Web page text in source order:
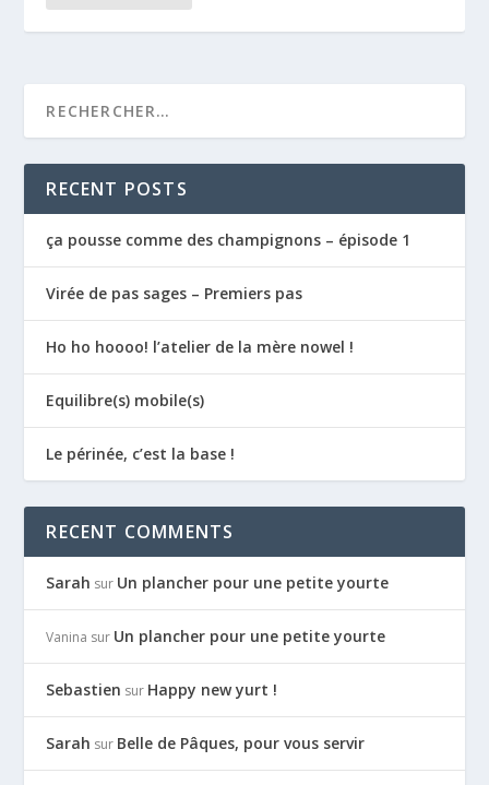
RECENT POSTS
ça pousse comme des champignons – épisode 1
Virée de pas sages – Premiers pas
Ho ho hoooo! l’atelier de la mère nowel !
Equilibre(s) mobile(s)
Le périnée, c’est la base !
RECENT COMMENTS
Sarah sur Un plancher pour une petite yourte
Vanina sur Un plancher pour une petite yourte
Sebastien sur Happy new yurt !
Sarah sur Belle de Pâques, pour vous servir